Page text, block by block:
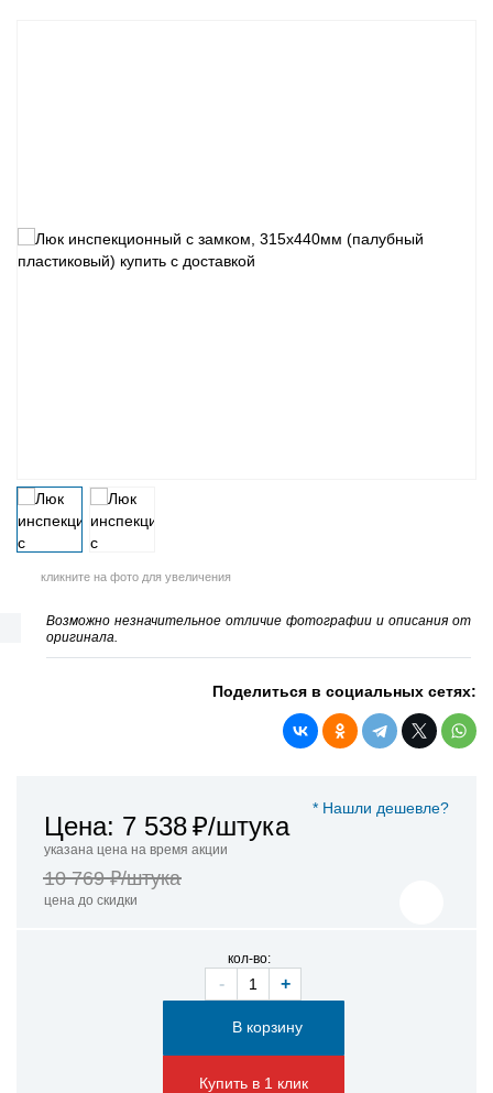
кликните на фото для увеличения
Возможно незначительное отличие фотографии и описания от
оригинала.
Поделиться в социальных сетях:
* Нашли дешевле?
Цена: 7 538₽/штука
указана цена на время акции
10 769 ₽/штука
цена до скидки
кол-во:
- +
Купить в 1 клик